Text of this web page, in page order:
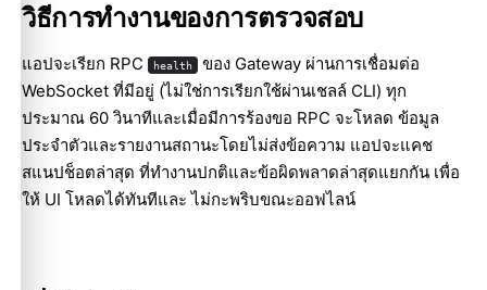
วิธีการทำงานของการตรวจสอบ
แอปจะเรียก RPC health ของ Gateway ผ่านการเชื่อมต่อ
WebSocket ที่มีอยู่ (ไม่ใช่การเรียกใช้ผ่านเชลล์ CLI) ทุก
ประมาณ 60 วินาทีและเมื่อมีการร้องขอ RPC จะโหลด ข้อมูล
ประจำตัวและรายงานสถานะโดยไม่ส่งข้อความ แอปจะแคช
สแนปช็อตล่าสุด ที่ทำงานปกติและข้อผิดพลาดล่าสุดแยกกัน เพื่อ
ให้ UI โหลดได้ทันทีและ ไม่กะพริบขณะออฟไลน์